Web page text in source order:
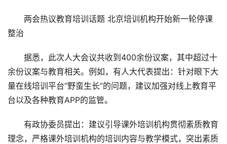
两会热议教育培训话题 北京培训机构开始新一轮停课
整治
据悉，此次人大会议共收到400余份议案，其中超过十
余份议案与教育相关。例如，有人大代表提出：针对眼下大
量在线培训平台“野蛮生长”的问题，建议加强对线上教育平
台以及各种教育APP的监管。
有政协委员提出：建议引导课外培训机构贯彻素质教育
理念，严格课外培训机构的培训内容与教学模式，突出素质